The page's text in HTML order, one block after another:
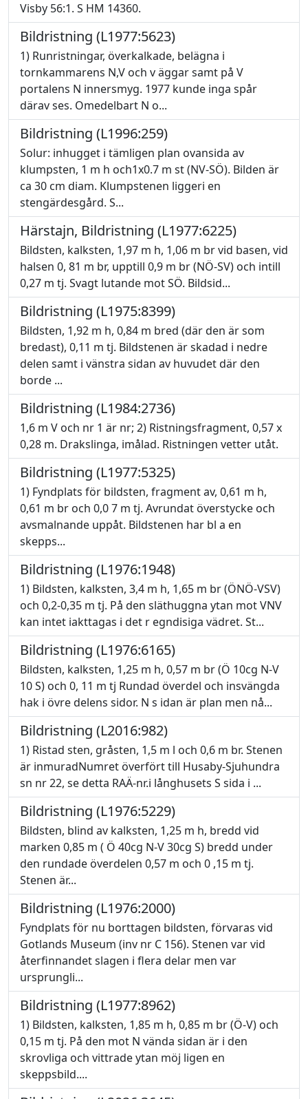
Visby 56:1. S HM 14360.
Bildristning (L1977:5623)
1) Runristningar, överkalkade, belägna i
tornkammarens N,V och v äggar samt på V
portalens N innersmyg. 1977 kunde inga spår
därav ses. Omedelbart N o...
Bildristning (L1996:259)
Solur: inhugget i tämligen plan ovansida av
klumpsten, 1 m h och1x0.7 m st (NV-SÖ). Bilden är
ca 30 cm diam. Klumpstenen liggeri en
stengärdesgård. S...
Härstajn, Bildristning (L1977:6225)
Bildsten, kalksten, 1,97 m h, 1,06 m br vid basen, vid
halsen 0, 81 m br, upptill 0,9 m br (NÖ-SV) och intill
0,27 m tj. Svagt lutande mot SÖ. Bildsid...
Bildristning (L1975:8399)
Bildsten, 1,92 m h, 0,84 m bred (där den är som
bredast), 0,11 m tj. Bildstenen är skadad i nedre
delen samt i vänstra sidan av huvudet där den
borde ...
Bildristning (L1984:2736)
1,6 m V och nr 1 är nr; 2) Ristningsfragment, 0,57 x
0,28 m. Drakslinga, imålad. Ristningen vetter utåt.
Bildristning (L1977:5325)
1) Fyndplats för bildsten, fragment av, 0,61 m h,
0,61 m br och 0,0 7 m tj. Avrundat överstycke och
avsmalnande uppåt. Bildstenen har bl a en
skepps...
Bildristning (L1976:1948)
1) Bildsten, kalksten, 3,4 m h, 1,65 m br (ÖNÖ-VSV)
och 0,2-0,35 m tj. På den släthuggna ytan mot VNV
kan intet iakttagas i det r egndisiga vädret. St...
Bildristning (L1976:6165)
Bildsten, kalksten, 1,25 m h, 0,57 m br (Ö 10cg N-V
10 S) och 0, 11 m tj Rundad överdel och insvängda
hak i övre delens sidor. N s idan är plan men nå...
Bildristning (L2016:982)
1) Ristad sten, gråsten, 1,5 m l och 0,6 m br. Stenen
är inmuradNumret överfört till Husaby-Sjuhundra
sn nr 22, se detta RAÄ-nr.i långhusets S sida i ...
Bildristning (L1976:5229)
Bildsten, blind av kalksten, 1,25 m h, bredd vid
marken 0,85 m ( Ö 40cg N-V 30cg S) bredd under
den rundade överdelen 0,57 m och 0 ,15 m tj.
Stenen är...
Bildristning (L1976:2000)
Fyndplats för nu borttagen bildsten, förvaras vid
Gotlands Museum (inv nr C 156). Stenen var vid
återfinnandet slagen i flera delar men var
ursprungli...
Bildristning (L1977:8962)
1) Bildsten, kalksten, 1,85 m h, 0,85 m br (Ö-V) och
0,15 m tj. På den mot N vända sidan är i den
skrovliga och vittrade ytan möj ligen en
skeppsbild....